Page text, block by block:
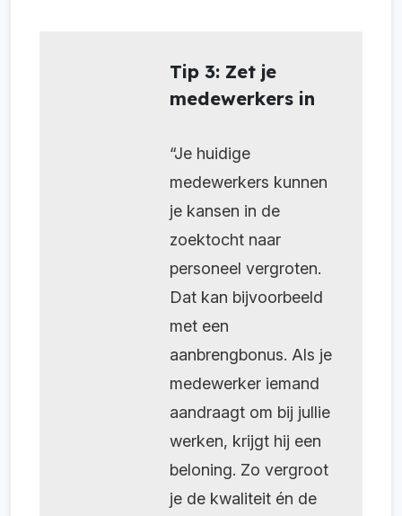
Tip 3: Zet je
medewerkers in
“Je huidige
medewerkers kunnen
je kansen in de
zoektocht naar
personeel vergroten.
Dat kan bijvoorbeeld
met een
aanbrengbonus. Als je
medewerker iemand
aandraagt om bij jullie
werken, krijgt hij een
beloning. Zo vergroot
je de kwaliteit én de